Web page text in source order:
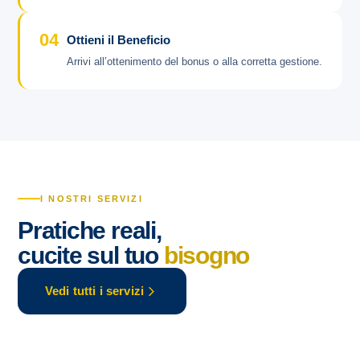
04 Ottieni il Beneficio
Arrivi all’ottenimento del bonus o alla corretta gestione.
I NOSTRI SERVIZI
Pratiche reali,
cucite sul tuo bisogno
Vedi tutti i servizi